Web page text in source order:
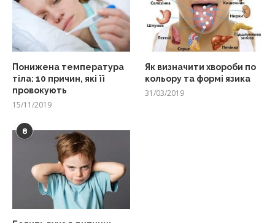
Понижена температура
тіла: 10 причин, які її
провокують
15/11/2019
Як визначити хвороби по
кольору та формі язика
31/03/2019
8